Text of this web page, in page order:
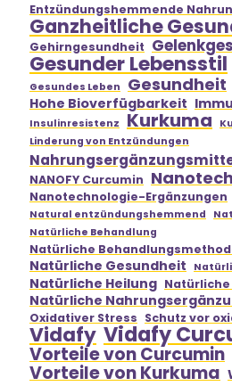
Entzündungshemmende
Ganzheitliche
Gehirngesundheit
Gesunder Lebensstil
Gesundes Leben
Gesundheit
Hohe Bioverfügbarkeit
Insulinresistenz Kurkuma
Linderung von Entzündungen
NANOFY Curcumin
Nanotechnologie-Ergänzungen
Natural entzündungshemmend
Natürliche Behandlung
Natürliche
Natürliche Gesundheit
Natürliche Heilung Natürliche
Natürliche
Oxidativer Stress Schutz vor
Vidafy Vidafy
Vorteile von Curcumin
Vorteile von Kurkuma